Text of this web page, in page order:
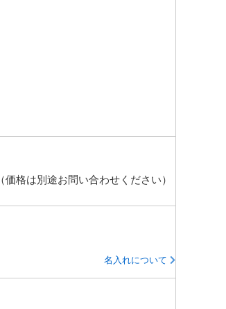
格は別途お問い合わせください）
名入れについて